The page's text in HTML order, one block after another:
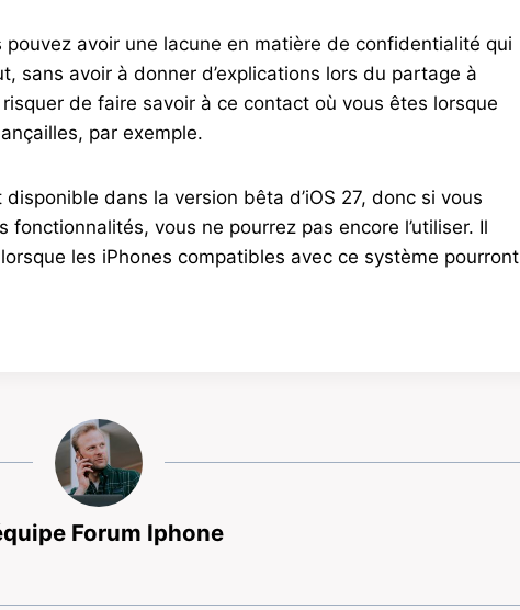
pouvez avoir une lacune en matière de confidentialité qui
sans avoir à donner d’explications lors du partage à
de faire savoir à ce contact où vous êtes lorsque
par exemple.
dans la version bêta d’iOS 27, donc si vous
fonctionnalités, vous ne pourrez pas encore l’utiliser. Il
les iPhones compatibles avec ce système pourront
Forum Iphone